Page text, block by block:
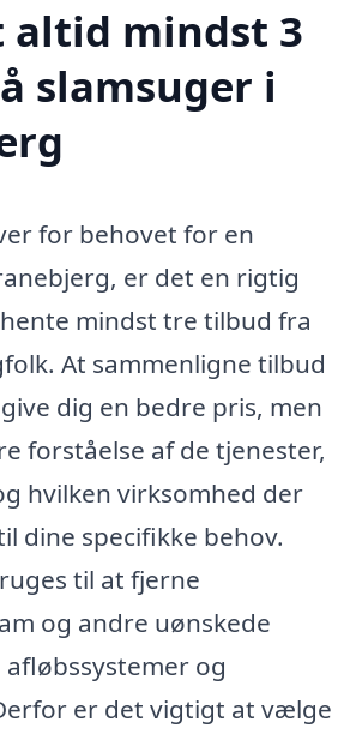
altid mindst 3
slamsuger i
for behovet for en
er det en rigtig
mindst tre tilbud fra
At sammenligne tilbud
dig en bedre pris, men
forståelse af de tjenester,
hvilken virksomhed der
dine specifikke behov.
til at fjerne
og andre uønskede
og
er det vigtigt at vælge